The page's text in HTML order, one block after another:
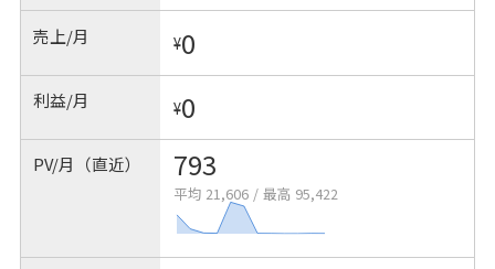
売上/月 ¥0
利益/月 ¥0
PV/月（直近） 793
平均 21,606 / 最高 95,422